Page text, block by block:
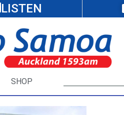
LISTEN
SHOP